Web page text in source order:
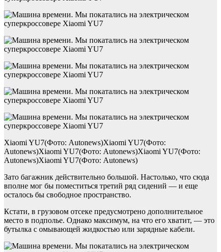
Xiaomi YU7(Фото: Autonews)Xiaomi YU7(Фото:
Autonews)Xiaomi YU7(Фото: Autonews)Xiaomi YU7(Фото:
Autonews)Xiaomi YU7(Фото: Autonews)
Зато багажник действительно большой. Настолько, что сюда
вполне мог бы поместиться третий ряд сидений — и еще
осталось бы свободное пространство.
Кстати, в грузовом отсеке предусмотрено дополнительное
место в подполье. Однако максимум, на что его хватит, — это
бутылка с омывающей жидкостью или зарядные кабели.